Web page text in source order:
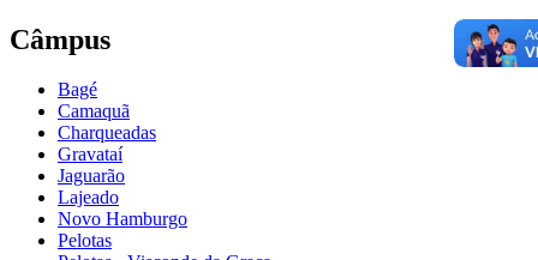
Câmpus
Bagé
Camaquã
Charqueadas
Gravataí
Jaguarão
Lajeado
Novo Hamburgo
Pelotas